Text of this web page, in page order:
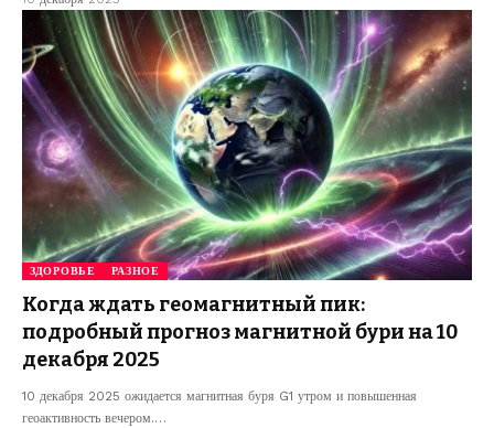
ЗДОРОВЬЕ РАЗНОЕ
Когда ждать геомагнитный пик:
подробный прогноз магнитной бури на 10
декабря 2025
10 декабря 2025 ожидается магнитная буря G1 утром и повышенная
геоактивность вечером.…